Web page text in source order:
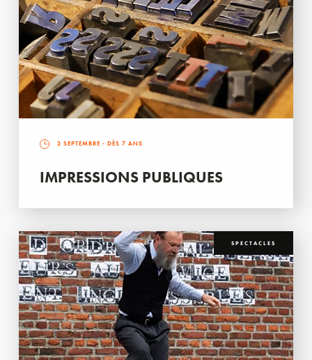
2 SEPTEMBRE - DÈS 7 ANS
IMPRESSIONS PUBLIQUES
SPECTACLES